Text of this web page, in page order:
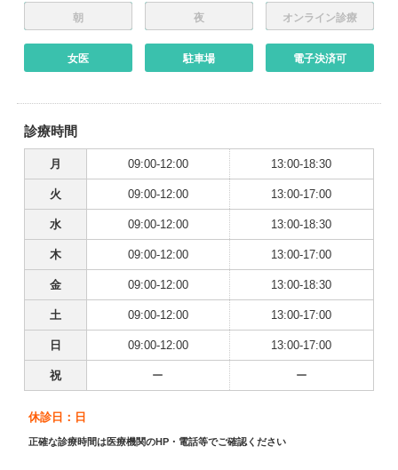
朝 夜 オンライン診療
女医 駐車場 電子決済可
診療時間
月 09:00-12:00 13:00-18:30
火 09:00-12:00 13:00-17:00
水 09:00-12:00 13:00-18:30
木 09:00-12:00 13:00-17:00
金 09:00-12:00 13:00-18:30
土 09:00-12:00 13:00-17:00
日 09:00-12:00 13:00-17:00
祝 ー ー
休診日：日
正確な診療時間は医療機関のHP・電話等でご確認ください